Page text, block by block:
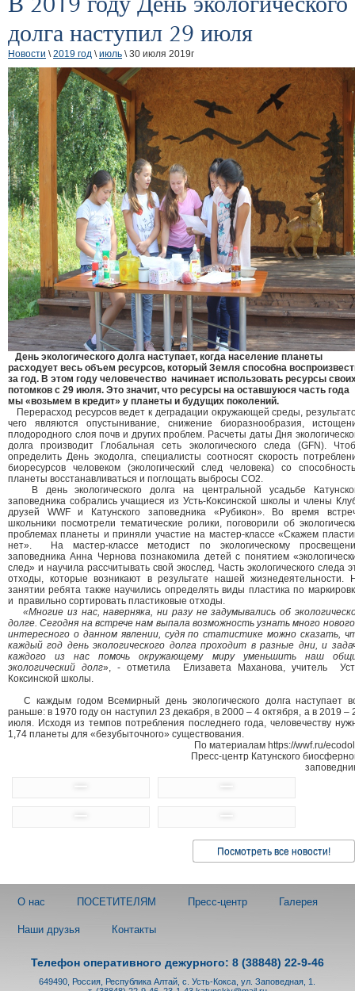
долга наступил 29 июля
Новости \2019 год \июль \ 30 июля 2019г
День экологического долга наступает, когда население планеты
расходует весь объем ресурсов, который Земля способна
за год. В этом году человечество начинает использовать ресурсы
потомков с 29 июля. Это значит, что ресурсы на оставшуюся часть года
мы «возьмем в кредит» у планеты и будущих поколений.
Перерасход ресурсов ведет к деградации окружающей среды,
чего являются опустынивание, снижение биоразнообразия,
плодородного слоя почв и других проблем. Расчеты даты Дня
долга производит Глобальная сеть экологического следа (GFN).
определить День экодолга, специалисты соотносят скорость
биоресурсов человеком (экологический след человека) со
планеты восстанавливаться и поглощать выбросы СО2.
В день экологического долга на центральной усадьбе
заповедника собрались учащиеся из Усть-Коксинской школы и члены
друзей WWF и Катунского заповедника «Рубикон». Во время
школьники посмотрели тематические ролики, поговорили об
проблемах планеты и приняли участие на мастер-классе «Скажем
нет». На мастер-классе методист по экологическому
заповедника Анна Чернова познакомила детей с понятием
след» и научила рассчитывать свой экослед. Часть экологического следа
отходы, которые возникают в результате нашей жизнедеятельности.
занятии ребята также научились определять виды пластика по
и правильно сортировать пластиковые отходы.
«Многие из нас, наверняка, ни разу не задумывались об
долге. Сегодня на встрече нам выпала возможность узнать много
интересного о данном явлении, судя по статистике можно сказать,
каждый год день экологического долга проходит в разные дни, и
каждого из нас помочь окружающему миру уменьшить наш
экологический долг», - отметила Елизавета Маханова, учитель
Коксинской школы.
С каждым годом Всемирный день экологического долга наступает
раньше: в 1970 году он наступил 23 декабря, в 2000 – 4 октября, а в 2019 –
июля. Исходя из темпов потребления последнего года, человечеству
1,74 планеты для «безубыточного» существования.
По материалам https://wwf.ru/
Пресс-центр Катунского
Посмотреть все новости!
О нас ПОСЕТИТЕЛЯМ Пресс-центр Галерея
Наши друзья Контакты
Телефон оперативного дежурного: 8 (38848) 22-9-46
649490, Россия, Республика Алтай, с. Усть-Кокса, ул. Заповедная, 1.